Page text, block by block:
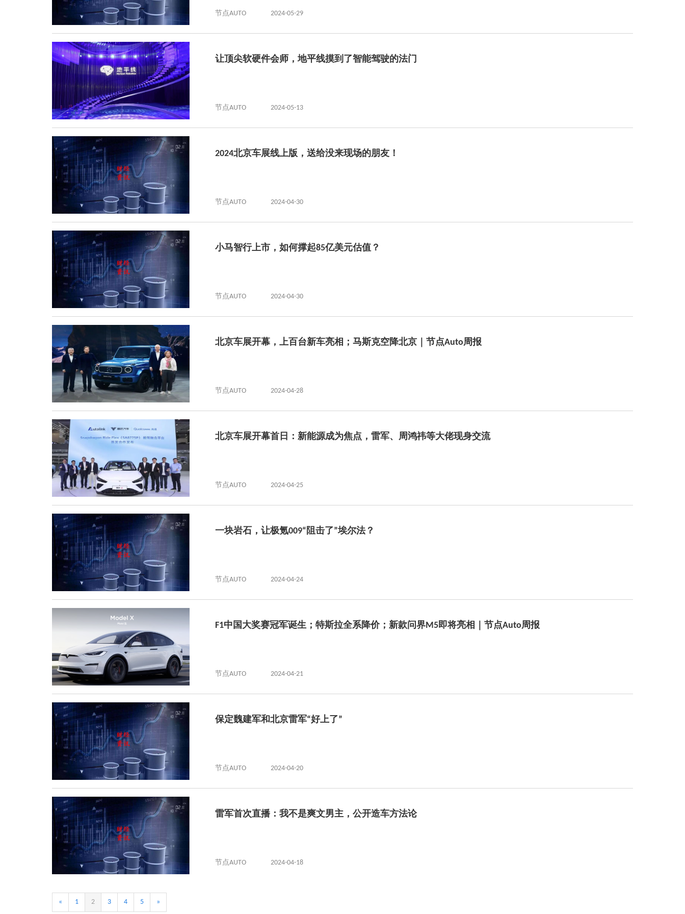
节点AUTO 2024-05-29
让顶尖软硬件会师，地平线摸到了智能驾驶的法门
节点AUTO 2024-05-13
2024北京车展线上版，送给没来现场的朋友！
节点AUTO 2024-04-30
小马智行上市，如何撑起85亿美元估值？
节点AUTO 2024-04-30
北京车展开幕，上百台新车亮相；马斯克空降北京｜节点Auto周报
节点AUTO 2024-04-28
北京车展开幕首日：新能源成为焦点，雷军、周鸿祎等大佬现身交流
节点AUTO 2024-04-25
一块岩石，让极氪009“阻击了”埃尔法？
节点AUTO 2024-04-24
F1中国大奖赛冠军诞生；特斯拉全系降价；新款问界M5即将亮相｜节点Auto周报
节点AUTO 2024-04-21
保定魏建军和北京雷军“好上了”
节点AUTO 2024-04-20
雷军首次直播：我不是爽文男主，公开造车方法论
节点AUTO 2024-04-18
« 1 2 3 4 5 »